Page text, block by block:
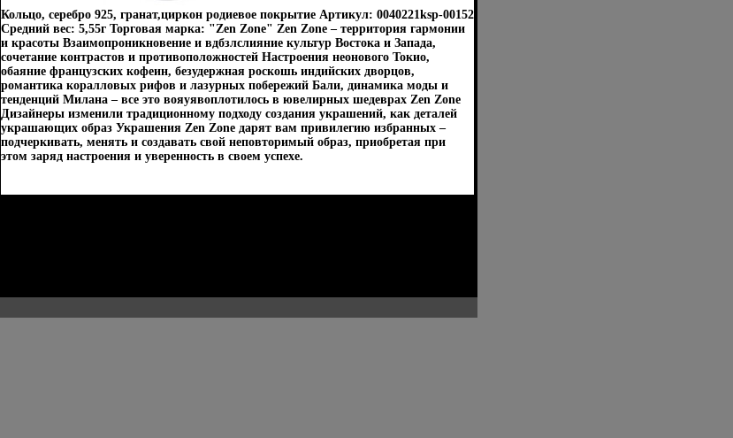
Кольцо, серебро 925, гранат,циркон родиевое покрытие Артикул: 0040221ksp-00152
Средний вес: 5,55г Торговая марка: "Zen Zone" Zen Zone – территория гармонии
и красоты Взаимопроникновение и вдбзлслияние культур Востока и Запада,
сочетание контрастов и противоположностей Настроения неонового Токио,
обаяние французских кофеин, безудержная роскошь индийских дворцов,
романтика коралловых рифов и лазурных побережий Бали, динамика моды и
тенденций Милана – все это вояуявоплотилось в ювелирных шедеврах Zen Zone
Дизайнеры изменили традиционному подходу создания украшений, как деталей
украшающих образ Украшения Zen Zone дарят вам привилегию избранных –
подчеркивать, менять и создавать свой неповторимый образ, приобретая при
этом заряд настроения и уверенность в своем успехе.